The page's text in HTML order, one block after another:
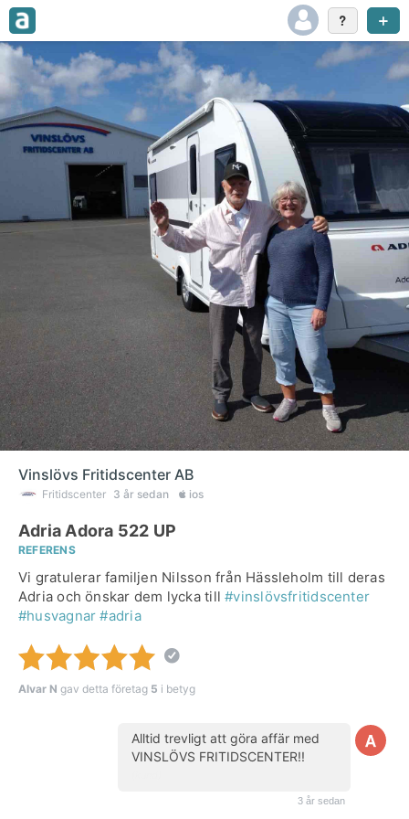
Vinslövs Fritidscenter AB
Fritidscenter 3 år sedan ios
Adria Adora 522 UP
REFERENS
Vi gratulerar familjen Nilsson från Hässleholm till deras
Adria och önskar dem lycka till#vinslövsfritidscenter
#husvagnar #adria
Alvar N gav detta företag 5 i betyg
Alltid trevligt att göra affär med
VINSLÖVS FRITIDSCENTER!!
3 år sedan